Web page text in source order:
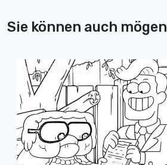
Sie können auch mögen